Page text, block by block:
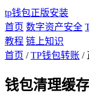
tp钱包正版安装
首页 数字资产安全
教程 链上知识
首页 /TP钱包转账 /
钱包清理缓